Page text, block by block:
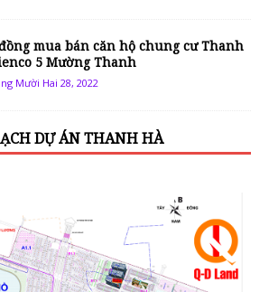
mua bán căn hộ chung cư Thanh
5 Mường Thanh
Mười Hai 28, 2022
DỰ ÁN THANH HÀ